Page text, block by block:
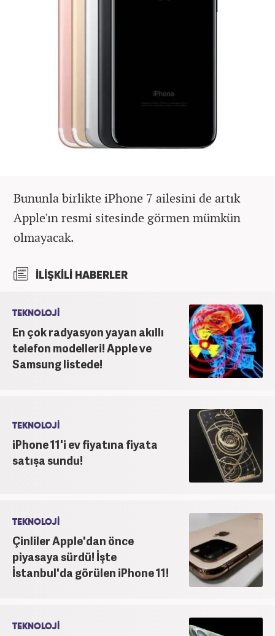
Bununla birlikte iPhone 7 ailesini de artık
Apple'ın resmi sitesinde görmen mümkün
olmayacak.
İLİŞKİLİ HABERLER
TEKNOLOJİ
En çok radyasyon yayan akıllı
telefon modelleri! Apple ve
Samsung listede!
TEKNOLOJİ
iPhone 11'i ev fiyatına fiyata
satışa sundu!
TEKNOLOJİ
Çinliler Apple'dan önce
piyasaya sürdü! İşte
İstanbul'da görülen iPhone 11!
TEKNOLOJİ